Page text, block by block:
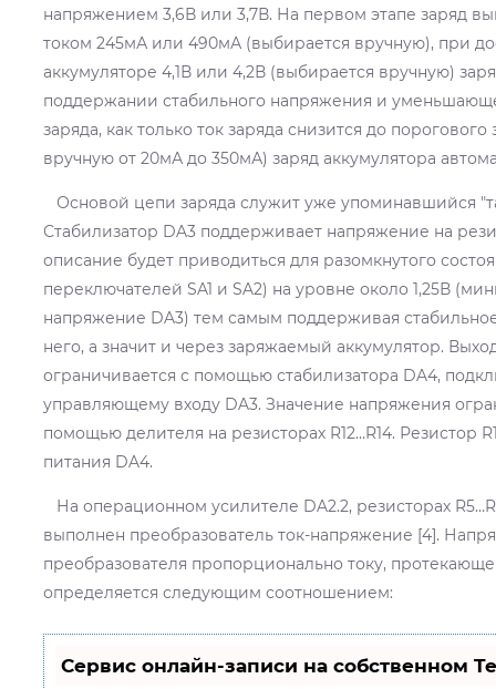
напряжением 3,6В или 3,7В. На первом этапе заряд
током 245мА или 490мА (выбирается вручную), при
аккумуляторе 4,1В или 4,2В (выбирается вручную)
поддержании стабильного напряжения и
заряда, как только ток заряда снизится до
вручную от 20мА до 350мА) заряд аккумулятора
Основой цепи заряда служит уже упоминавшийся
Стабилизатор DA3 поддерживает напряжение на
описание будет приводиться для разомкнутого
переключателей SA1 и SA2) на уровне около 1,25В
напряжение DA3) тем самым поддерживая
него, а значит и через заряжаемый аккумулятор.
ограничивается с помощью стабилизатора DA4,
управляющему входу DA3. Значение напряжения
помощью делителя на резисторах R12…R14. Резистор
питания DA4.
На операционном усилителе DA2.2, резисторах
выполнен преобразователь ток-напряжение [4].
преобразователя пропорционально току,
определяется следующим соотношением:
Сервис онлайн-записи на собственном